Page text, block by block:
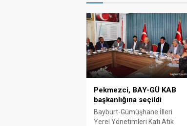
Pekmezci, BAY-GÜ KAB
başkanlığına seçildi
Bayburt-Gümüşhane İlleri
Yerel Yönetimleri Katı Atık